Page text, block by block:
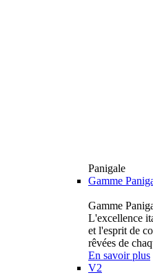
Panigale
Gamme
Gamme
L'excellence
et l'esprit de
rêvées de
En savoir plus
V2